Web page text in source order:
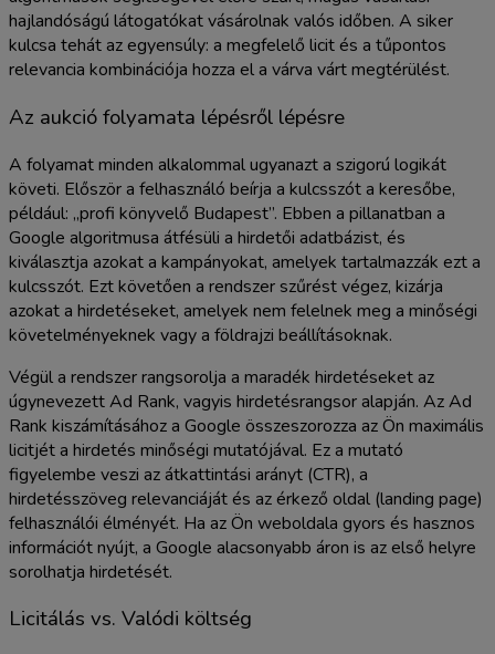
hajlandóságú látogatókat vásárolnak valós időben. A siker
kulcsa tehát az egyensúly: a megfelelő licit és a tűpontos
relevancia kombinációja hozza el a várva várt megtérülést.
Az aukció folyamata lépésről lépésre
A folyamat minden alkalommal ugyanazt a szigorú logikát
követi. Először a felhasználó beírja a kulcsszót a keresőbe,
például: „profi könyvelő Budapest”. Ebben a pillanatban a
Google algoritmusa átfésüli a hirdetői adatbázist, és
kiválasztja azokat a kampányokat, amelyek tartalmazzák ezt a
kulcsszót. Ezt követően a rendszer szűrést végez, kizárja
azokat a hirdetéseket, amelyek nem felelnek meg a minőségi
követelményeknek vagy a földrajzi beállításoknak.
Végül a rendszer rangsorolja a maradék hirdetéseket az
úgynevezett Ad Rank, vagyis hirdetésrangsor alapján. Az Ad
Rank kiszámításához a Google összeszorozza az Ön maximális
licitjét a hirdetés minőségi mutatójával. Ez a mutató
figyelembe veszi az átkattintási arányt (CTR), a
hirdetésszöveg relevanciáját és az érkező oldal (landing page)
felhasználói élményét. Ha az Ön weboldala gyors és hasznos
információt nyújt, a Google alacsonyabb áron is az első helyre
sorolhatja hirdetését.
Licitálás vs. Valódi költség